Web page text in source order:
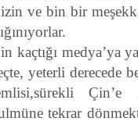
ve bin bir
medya’ya
yeterli derecede
Çin’e
tekrar